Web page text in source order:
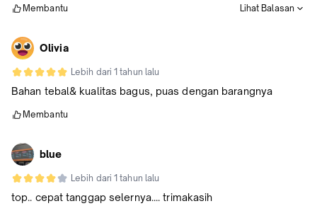
Membantu Lihat Balasan
Olivia
Lebih dari 1 tahun lalu
Bahan tebal& kualitas bagus, puas dengan barangnya
Membantu
blue
Lebih dari 1 tahun lalu
top.. cepat tanggap selernya.... trimakasih